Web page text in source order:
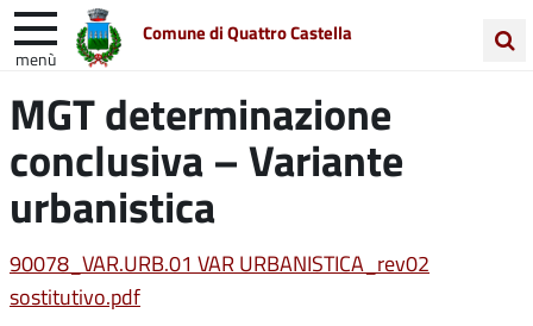
Comune di Quattro Castella
menù
nel
sito
Entra in Comune Vivi Quattro Castella
Unione Colline Matildiche
MGT determinazione
conclusiva – Variante
urbanistica
90078_VAR.URB.01 VAR URBANISTICA_rev02
sostitutivo.pdf